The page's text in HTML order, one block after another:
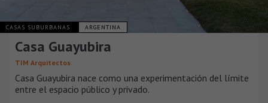
CASAS SUBURBANAS ARGENTINA
Casa Guayubira
TIM Arquitectos
Casa Guayubira nace como una experimentación del límite
entre el espacio público y privado.